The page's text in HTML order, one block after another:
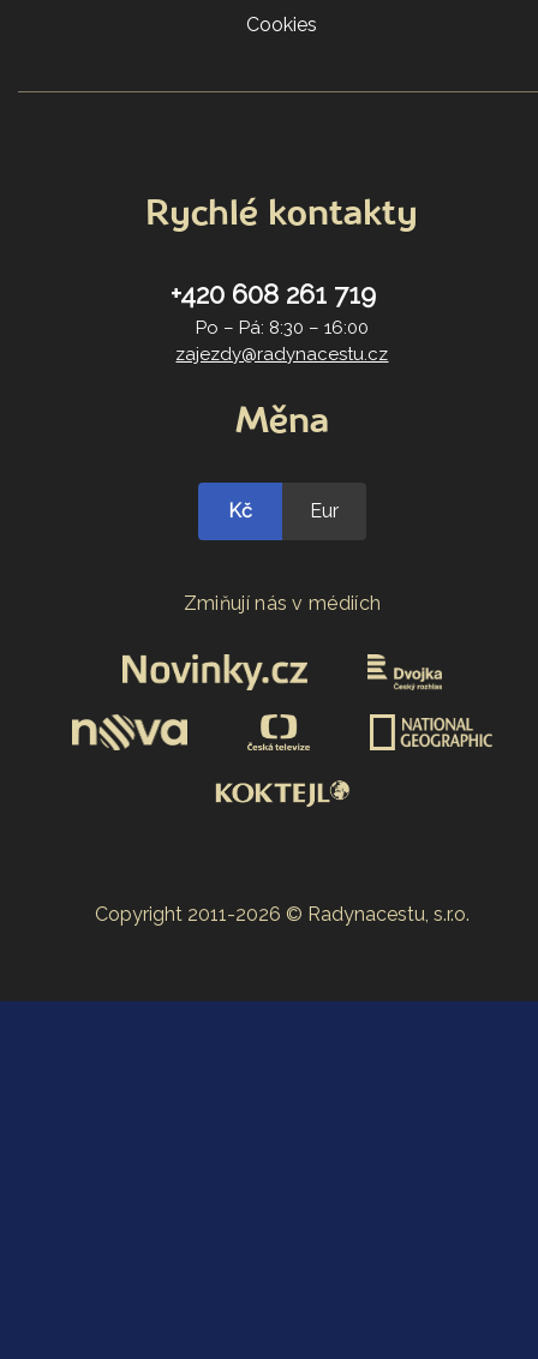
Cookies
Rychlé kontakty
+420 608 261 719
Po – Pá: 8:30 – 16:00
zajezdy@radynacestu.cz
Měna
Kč Eur
Zmiňují nás v médiích
Copyright 2011-2026 © Radynacestu, s.r.o.